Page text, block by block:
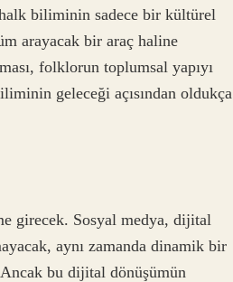
biliminin sadece bir kültürel
arayacak bir araç haline
folklorun toplumsal yapıyı
geleceği açısından oldukça
girecek. Sosyal medya, dijital
aynı zamanda dinamik bir
bu dijital dönüşümün